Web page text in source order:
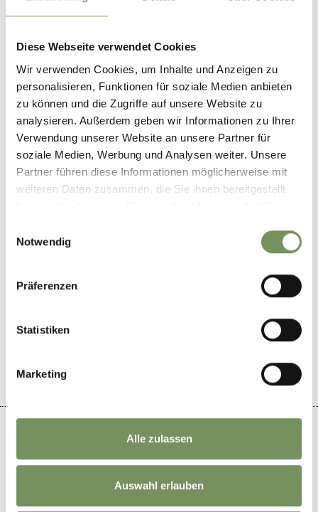
Diese Webseite verwendet Cookies
Wir verwenden Cookies, um Inhalte und Anzeigen zu
personalisieren, Funktionen für soziale Medien anbieten
zu können und die Zugriffe auf unsere Website zu
analysieren. Außerdem geben wir Informationen zu Ihrer
Verwendung unserer Website an unsere Partner für
soziale Medien, Werbung und Analysen weiter. Unsere
Partner führen diese Informationen möglicherweise mit
weiteren Daten zusammen, die Sie ihnen bereitgestellt
Notwendig
Präferenzen
Statistiken
Marketing
Alle zulassen
Auswahl erlauben
11:00 - 11:50
14:00 - 14:50
Contatto
Castel Castelbello
Via Castello 1
39020 Castelbello
www.schloss-kastelbell.com
IL CONTENUTO VI È STATO UTILE? NO
−